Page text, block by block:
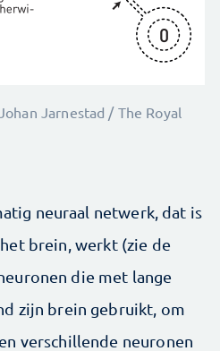
Jarnestad / The Royal
neuraal netwerk, dat is
brein, werkt (zie de
die met lange
zijn brein gebruikt, om
verschillende neuronen